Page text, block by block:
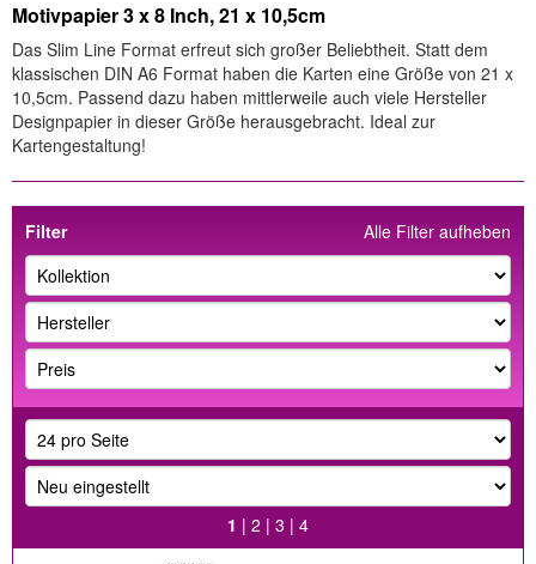
Motivpapier 3 x 8 Inch, 21 x 10,5cm
Das Slim Line Format erfreut sich großer Beliebtheit. Statt dem
klassischen DIN A6 Format haben die Karten eine Größe von 21 x
10,5cm. Passend dazu haben mittlerweile auch viele Hersteller
Designpapier in dieser Größe herausgebracht. Ideal zur
Kartengestaltung!
Alle Filter aufheben
Filter
1 | 2 | 3 | 4